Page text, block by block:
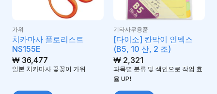
가위
치카마사 플로리스트
NS155E
₩36,477
일본 치카마사 꽃꽂이 가위
기타사무용품
[다이소] 칸막이 인덱스
(B5, 10 산, 2 조)
₩2,321
과목별 분류 및 색인으로 작업 효
율 UP!